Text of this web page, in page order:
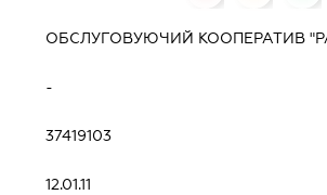
ОБСЛУГОВУЮЧИЙ КООПЕРАТИВ
-
37419103
12.01.11